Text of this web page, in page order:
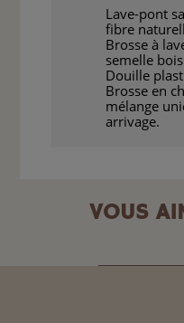
Lave-pont
fibre
Brosse à
semelle
Douille
Brosse en
mélange
arrivage.
VOUS